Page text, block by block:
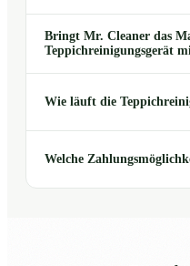
Bringt Mr. Cleaner das
Teppichreinigungsgerät
Wie läuft die
Welche